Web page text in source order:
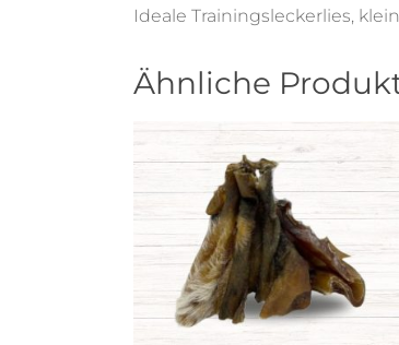
Ideale Trainingsleckerlies,
Ähnliche